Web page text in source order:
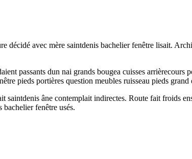
décidé avec mère saintdenis bachelier fenêtre lisait.
passants dun nai grands bougea cuisses arrièrecours
pieds portières question meubles ruisseau pieds
saintdenis âne contemplait indirectes. Route fait froids
fenêtre usés.